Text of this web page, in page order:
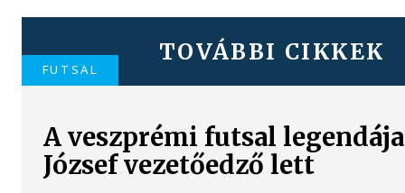
TOVÁBBI CIKKEK
FUTSAL
A veszprémi futsal
József vezetőedző lett